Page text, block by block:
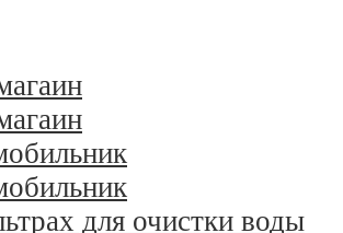
для очистки воды